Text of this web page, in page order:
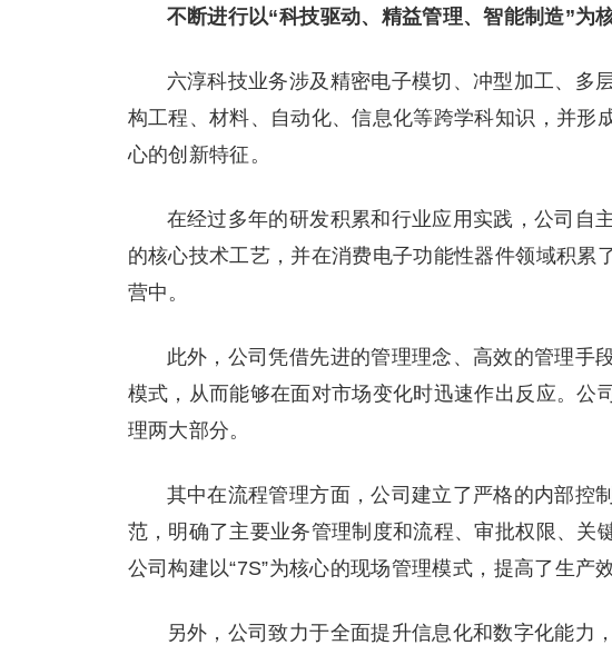
不断进行以“科技驱动、精益管理、智能制造”为
六淳科技业务涉及精密电子模切、冲型加工、多
构工程、材料、自动化、信息化等跨学科知识，并形
心的创新特征。
在经过多年的研发积累和行业应用实践，公司自
的核心技术工艺，并在消费电子功能性器件领域积累
营中。
此外，公司凭借先进的管理理念、高效的管理手
模式，从而能够在面对市场变化时迅速作出反应。公
理两大部分。
其中在流程管理方面，公司建立了严格的内部控
范，明确了主要业务管理制度和流程、审批权限、关
公司构建以“7S”为核心的现场管理模式，提高了生产
另外，公司致力于全面提升信息化和数字化能力